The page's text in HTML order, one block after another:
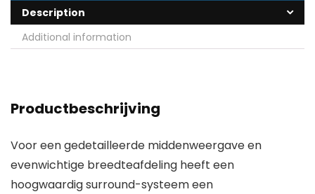
Description
Additional information
Productbeschrijving
Voor een gedetailleerde middenweergave en
evenwichtige breedteafdeling heeft een
hoogwaardig surround-systeem een